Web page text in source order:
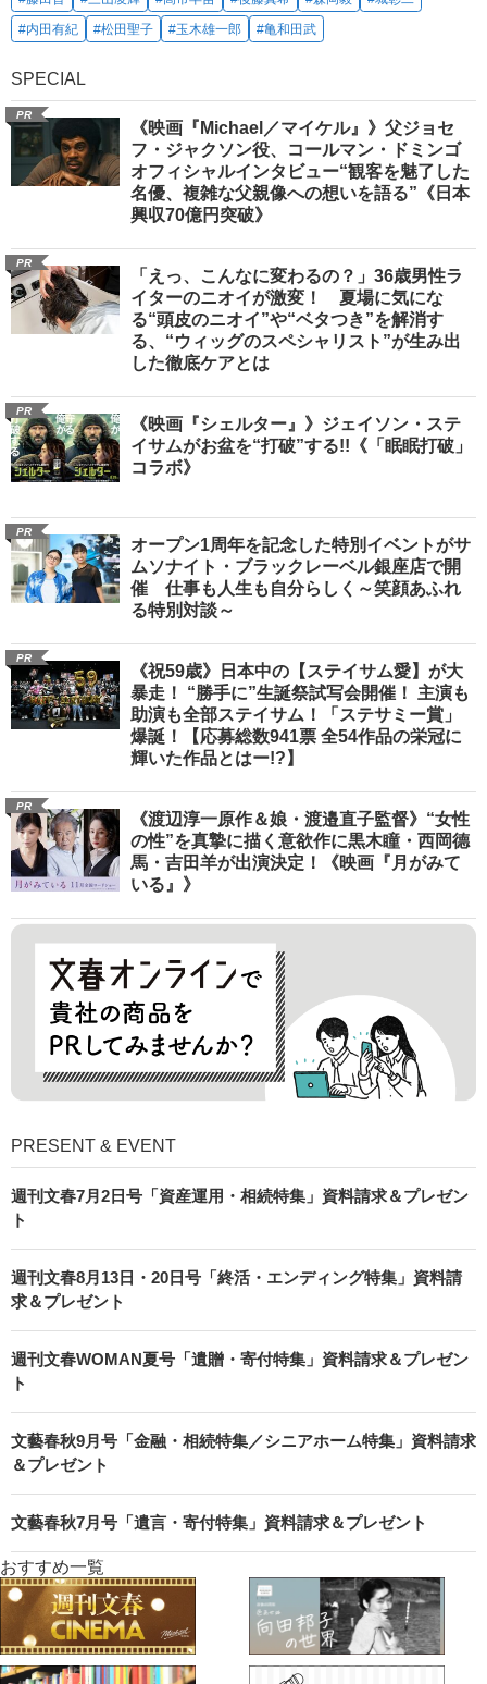
#内田有紀
#松田聖子 #玉木雄一郎 #亀和田武
SPECIAL
PR
《映画『Michael／マイケル』》父ジョセ
フ・ジャクソン役、コールマン・ドミンゴ
オフィシャルインタビュー“観客を魅了した
名優、複雑な父親像への想いを語る”《日本
興収70億円突破》
PR
「えっ、こんなに変わるの？」36歳男性ラ
イターのニオイが激変！ 夏場に気にな
る“頭皮のニオイ”や“ベタつき”を解消す
る、“ウィッグのスペシャリスト”が生み出
した徹底ケアとは
PR
《映画『シェルター』》ジェイソン・ステ
イサムがお盆を“打破”する!!《「眠眠打破」
コラボ》
PR
オープン1周年を記念した特別イベントがサ
ムソナイト・ブラックレーベル銀座店で開
催 仕事も人生も自分らしく～笑顔あふれ
る特別対談～
PR
《祝59歳》日本中の【ステイサム愛】が大
暴走！ “勝手に”生誕祭試写会開催！ 主演も
助演も全部ステイサム！「ステサミー賞」
爆誕！【応募総数941票 全54作品の栄冠に
輝いた作品とはー!?】
PR
《渡辺淳一原作＆娘・渡邉直子監督》“女性
の性”を真摯に描く意欲作に黒木瞳・西岡德
馬・吉田羊が出演決定！《映画『月がみて
いる』》
PRESENT & EVENT
週刊文春7月2日号「資産運用・相続特集」資料請求＆プレゼン
ト
週刊文春8月13日・20日号「終活・エンディング特集」資料請
求＆プレゼント
週刊文春WOMAN夏号「遺贈・寄付特集」資料請求＆プレゼン
ト
文藝春秋9月号「金融・相続特集／シニアホーム特集」資料請求
＆プレゼント
文藝春秋7月号「遺言・寄付特集」資料請求＆プレゼント
おすすめ一覧